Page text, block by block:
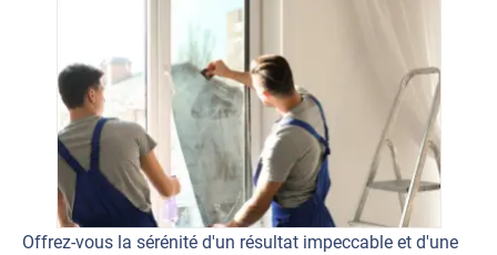
Offrez-vous la sérénité d'un résultat impeccable et d'une